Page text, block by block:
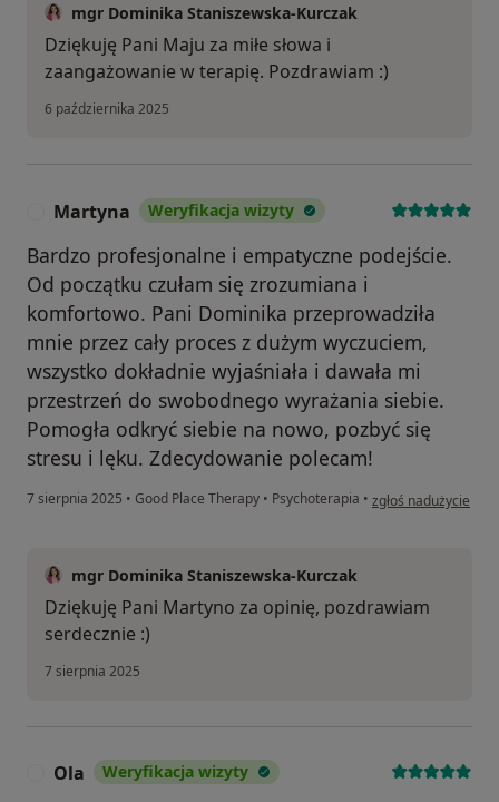
mgr Dominika Staniszewska-Kurczak
Dziękuję Pani Maju za miłe słowa i
zaangażowanie w terapię. Pozdrawiam :)
6 października 2025
Martyna Weryfikacja wizyty
Bardzo profesjonalne i empatyczne podejście.
Od początku czułam się zrozumiana i
komfortowo. Pani Dominika przeprowadziła
mnie przez cały proces z dużym wyczuciem,
wszystko dokładnie wyjaśniała i dawała mi
przestrzeń do swobodnego wyrażania siebie.
Pomogła odkryć siebie na nowo, pozbyć się
stresu i lęku. Zdecydowanie polecam!
7 sierpnia 2025 • Good Place Therapy • Psychoterapia • w opinii
zgłoś nadużycie
mgr Dominika Staniszewska-Kurczak
Dziękuję Pani Martyno za opinię, pozdrawiam
serdecznie :)
7 sierpnia 2025
Ola Weryfikacja wizyty